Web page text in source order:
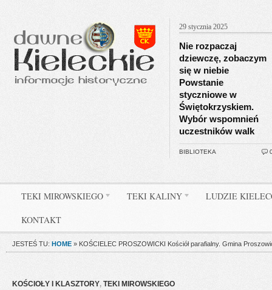
29 stycznia 2025
Nie rozpaczaj
dziewczę, zobaczym
się w niebie
Powstanie
styczniowe w
Świętokrzyskiem.
Wybór wspomnień
uczestników walk
BIBLIOTEKA
TEKI MIROWSKIEGO TEKI KALINY LUDZIE
KONTAKT
JESTEŚ TU: HOME » KOŚCIELEC PROSZOWICKI Kościół parafialny. Gmina
KOŚCIOŁY I KLASZTORY, TEKI MIROWSKIEGO